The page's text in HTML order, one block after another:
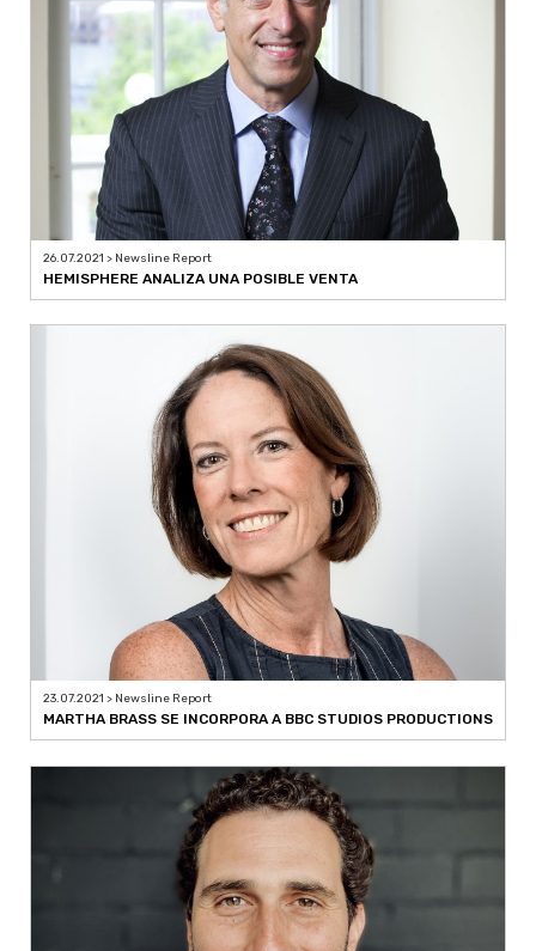
26.07.2021 > Newsline Report
HEMISPHERE ANALIZA UNA POSIBLE VENTA
23.07.2021 > Newsline Report
MARTHA BRASS SE INCORPORA A BBC STUDIOS PRODUCTIONS